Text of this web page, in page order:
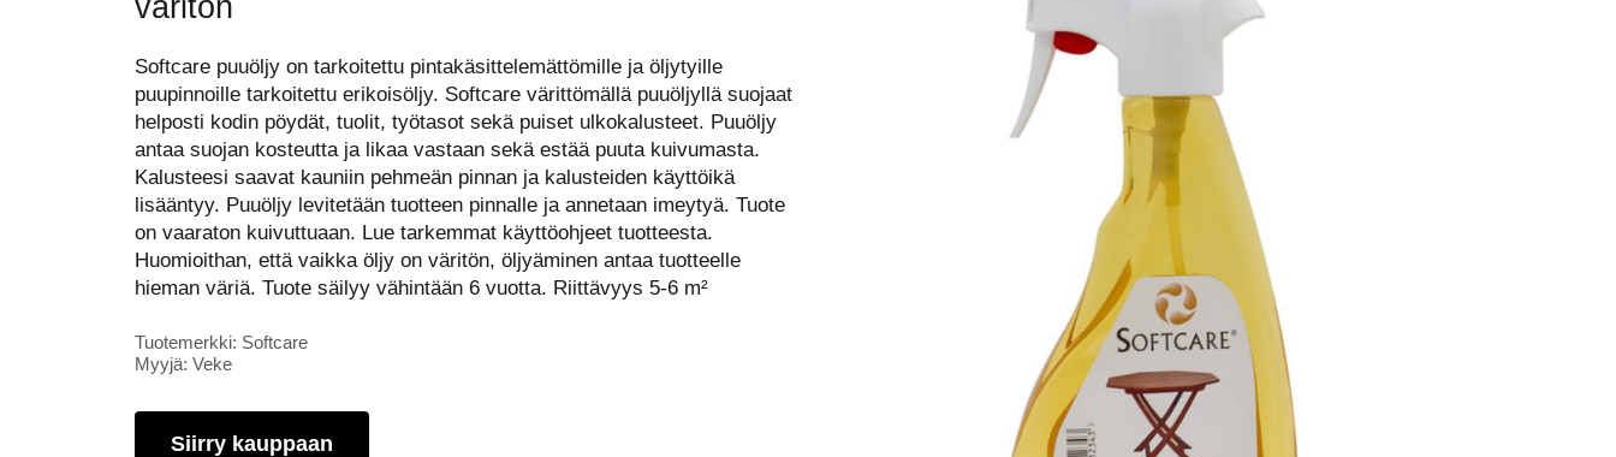
väritön
Softcare puuöljy on tarkoitettu pintakäsittelemättömille ja öljytyille
puupinnoille tarkoitettu erikoisöljy. Softcare värittömällä puuöljyllä suojaat
helposti kodin pöydät, tuolit, työtasot sekä puiset ulkokalusteet. Puuöljy
antaa suojan kosteutta ja likaa vastaan sekä estää puuta kuivumasta.
Kalusteesi saavat kauniin pehmeän pinnan ja kalusteiden käyttöikä
lisääntyy. Puuöljy levitetään tuotteen pinnalle ja annetaan imeytyä. Tuote
on vaaraton kuivuttuaan. Lue tarkemmat käyttöohjeet tuotteesta.
Huomioithan, että vaikka öljy on väritön, öljyäminen antaa tuotteelle
hieman väriä. Tuote säilyy vähintään 6 vuotta. Riittävyys 5-6 m²
Tuotemerkki: Softcare
Myyjä: Veke
Siirry kauppaan